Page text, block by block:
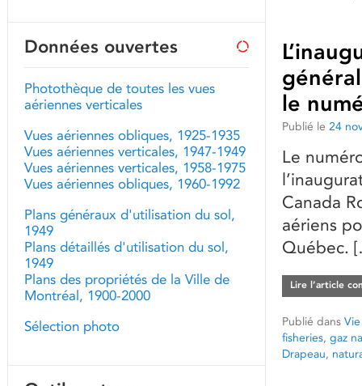
le
Publié le 24
Le
Canada
aériens
Québec.
Lire l’article
Publié dans
fisheries, gaz
Drapeau,
Données ouvertes
Photothèque de toutes les vues
aériennes verticales
Vues aériennes obliques, 1925-1935
Vues aériennes verticales, 1947-1949
Vues aériennes verticales, 1958-1975
Vues aériennes obliques, 1960-1992
Plans généraux d'utilisation du sol,
1949
Plans détaillés d'utilisation du sol,
1949
Plans des propriétés de la Ville de
Montréal, 1900-2000
Sélection photo